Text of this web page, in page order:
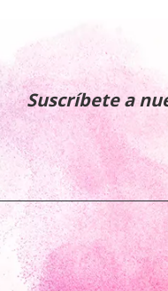
Suscríbete a